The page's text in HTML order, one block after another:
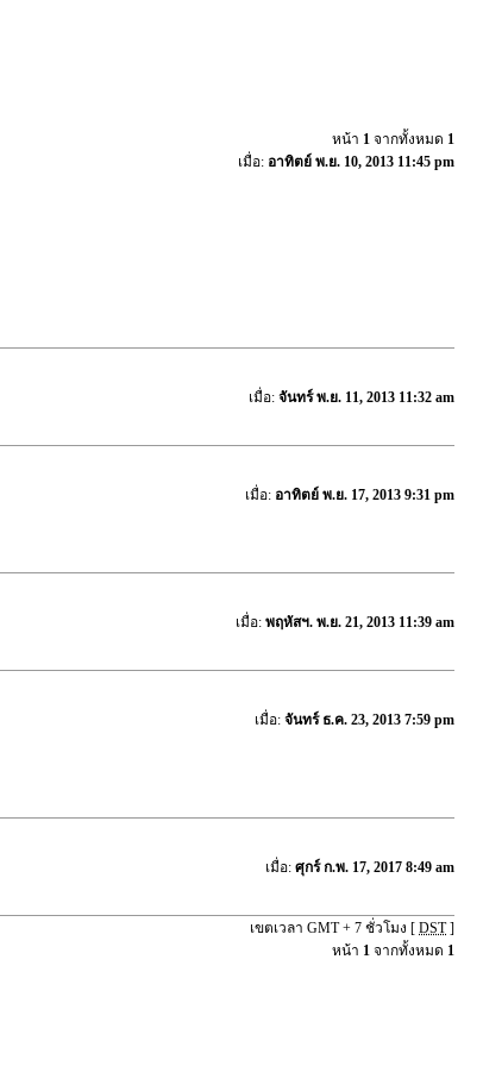
หน้า 1 จากทั้งหมด 1
เมื่อ: อาทิตย์ พ.ย. 10, 2013 11:45 pm
เมื่อ: จันทร์ พ.ย. 11, 2013 11:32 am
เมื่อ: อาทิตย์ พ.ย. 17, 2013 9:31 pm
เมื่อ: พฤหัสฯ. พ.ย. 21, 2013 11:39 am
เมื่อ: จันทร์ ธ.ค. 23, 2013 7:59 pm
เมื่อ: ศุกร์ ก.พ. 17, 2017 8:49 am
เขตเวลา GMT + 7 ชั่วโมง [ DST]
หน้า 1 จากทั้งหมด 1